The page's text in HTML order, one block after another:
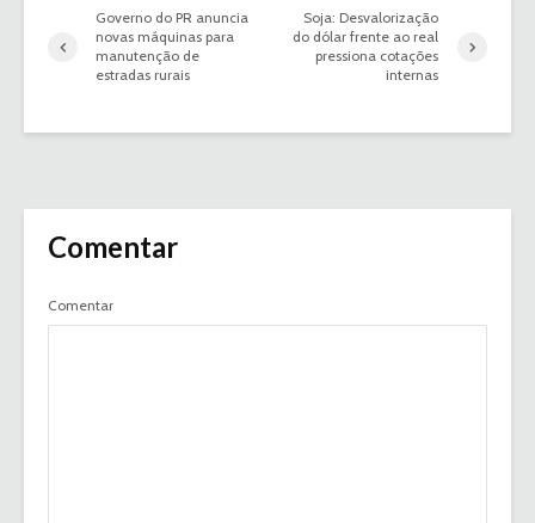
Governo do PR anuncia
novas máquinas para
manutenção de
estradas rurais
Soja: Desvalorização
do dólar frente ao real
pressiona cotações
internas
Comentar
Comentar